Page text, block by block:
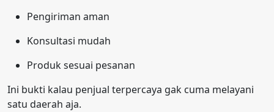
Pengiriman aman
Konsultasi mudah
Produk sesuai pesanan
Ini bukti kalau penjual terpercaya gak cuma melayani
satu daerah aja.